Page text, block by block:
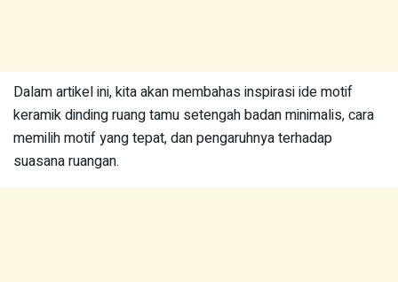
Dalam artikel ini, kita akan membahas inspirasi ide motif
keramik dinding ruang tamu setengah badan minimalis, cara
memilih motif yang tepat, dan pengaruhnya terhadap
suasana ruangan.